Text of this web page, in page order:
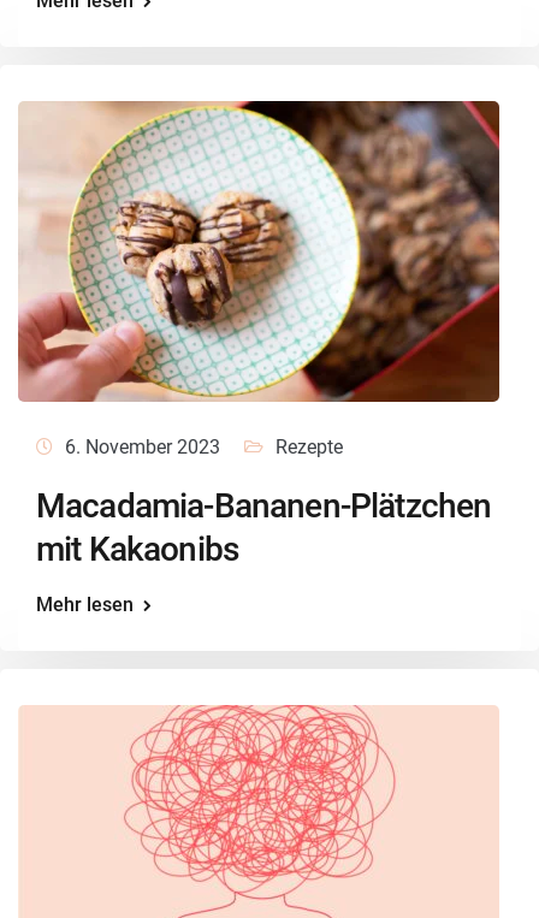
6. November 2023 Rezepte
Macadamia-Bananen-Plätzchen
mit Kakaonibs
Mehr lesen